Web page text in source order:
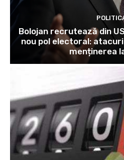
Bolojan recrutează din
nou pol electoral:
menținerea